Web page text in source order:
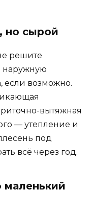
но сырой
решите
наружную
если возможно.
вытяжная
— утепление и
под
всё через год.
маленький